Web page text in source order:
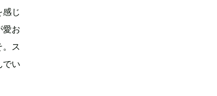
感じ
愛お
ス
でい